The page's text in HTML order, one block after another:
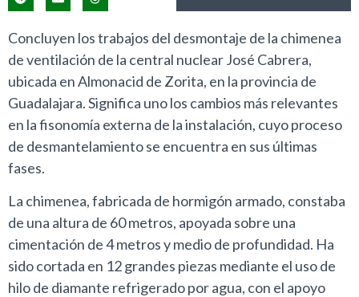
Concluyen los trabajos del desmontaje de la chimenea
de ventilación de la central nuclear José Cabrera,
ubicada en Almonacid de Zorita, en la provincia de
Guadalajara. Significa uno los cambios más relevantes
en la fisonomía externa de la instalación, cuyo proceso
de desmantelamiento se encuentra en sus últimas
fases.
La chimenea, fabricada de hormigón armado, constaba
de una altura de 60 metros, apoyada sobre una
cimentación de 4 metros y medio de profundidad. Ha
sido cortada en 12 grandes piezas mediante el uso de
hilo de diamante refrigerado por agua, con el apoyo